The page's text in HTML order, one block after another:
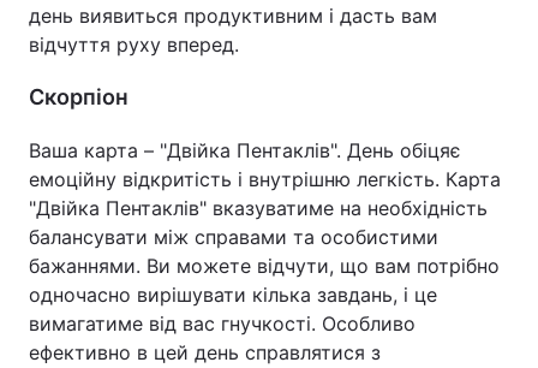
день виявиться продуктивним і дасть вам
відчуття руху вперед.
Скорпіон
Ваша карта – "Двійка Пентаклів". День обіцяє
емоційну відкритість і внутрішню легкість. Карта
"Двійка Пентаклів" вказуватиме на необхідність
балансувати між справами та особистими
бажаннями. Ви можете відчути, що вам потрібно
одночасно вирішувати кілька завдань, і це
вимагатиме від вас гнучкості. Особливо
ефективно в цей день справлятися з